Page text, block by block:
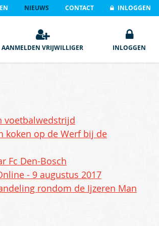
INLOGGEN
CONTACT
NIEUWS
AANMELDEN VRIJWILLIGER INLOGGEN
voetbalwedstrijd
koken op de Werf bij de
Fc Den-Bosch
- 9 augustus 2017
rondom de Ijzeren Man